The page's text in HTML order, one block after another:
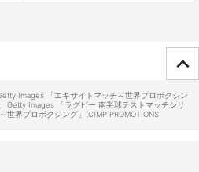
Images 「エキサイトマッチ～世界プロボクシン
Getty Images 「ラグビー 南半球テストマッチシリ
界プロボクシング」(C)MP PROMOTIONS